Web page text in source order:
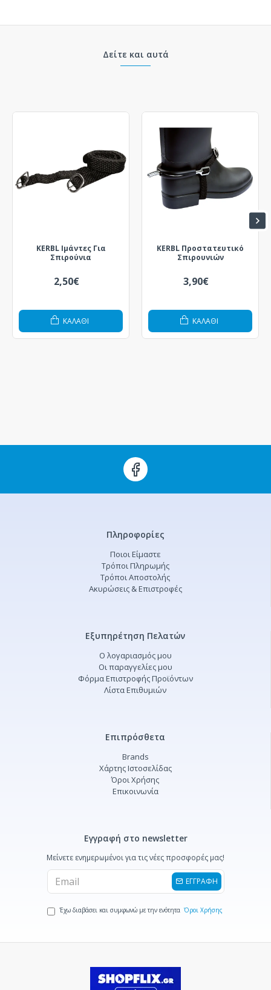
Δείτε και αυτά
KERBL Ιμάντες Για
Σπιρούνια
2,50€
ΚΑΛΆΘΙ
KERBL Προστατευτικό
Σπιρουνιών
3,90€
ΚΑΛΆΘΙ
Πληροφορίες
Ποιοι Είμαστε
Τρόποι Πληρωμής
Τρόποι Αποστολής
Ακυρώσεις & Επιστροφές
Εξυπηρέτηση Πελατών
Ο λογαριασμός μου
Οι παραγγελίες μου
Φόρμα Επιστροφής Προϊόντων
Λίστα Επιθυμιών
Επιπρόσθετα
Brands
Χάρτης Ιστοσελίδας
Όροι Χρήσης
Επικοινωνία
Εγγραφή στο newsletter
Μείνετε ενημερωμένοι για τις νέες προσφορές μας!
ΕΓΓΡΑΦΗ
Έχω διαβάσει και συμφωνώ με την ενότητα Όροι Χρήσης